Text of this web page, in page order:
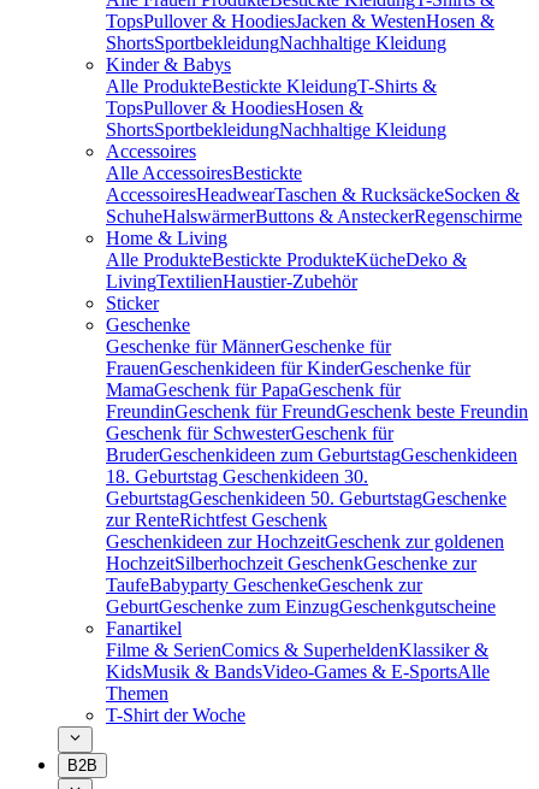
TopsPullover & HoodiesJacken & WestenHosen &
ShortsSportbekleidungNachhaltige Kleidung
Kinder & Babys
Alle ProdukteBestickte KleidungT-Shirts &
TopsPullover & HoodiesHosen &
ShortsSportbekleidungNachhaltige Kleidung
Accessoires
Alle AccessoiresBestickte
AccessoiresHeadwearTaschen & RucksäckeSocken &
SchuheHalswärmerButtons & AnsteckerRegenschirme
Home & Living
Alle ProdukteBestickte ProdukteKücheDeko &
LivingTextilienHaustier-Zubehör
Sticker
Geschenke
Geschenke für MännerGeschenke für
FrauenGeschenkideen für KinderGeschenke für
MamaGeschenk für PapaGeschenk für
FreundinGeschenk für FreundGeschenk beste Freundin
Geschenk für SchwesterGeschenk für
BruderGeschenkideen zum GeburtstagGeschenkideen
18. Geburtstag Geschenkideen 30.
GeburtstagGeschenkideen 50. GeburtstagGeschenke
zur RenteRichtfest Geschenk
Geschenkideen zur HochzeitGeschenk zur goldenen
HochzeitSilberhochzeit GeschenkGeschenke zur
TaufeBabyparty GeschenkeGeschenk zur
GeburtGeschenke zum EinzugGeschenkgutscheine
Fanartikel
Filme & SerienComics & SuperheldenKlassiker &
KidsMusik & BandsVideo-Games & E-SportsAlle
Themen
T-Shirt der Woche
B2B